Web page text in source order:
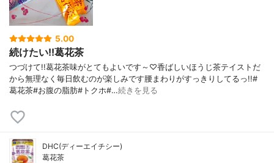
5.00
続けたい!!葛花茶
つづけて!!葛花茶味がとてもよいです～♡香ばしいほうじ茶テイストだ
から無理なく毎日飲むのが楽しみです腰まわりがすっきりしてるっ!!#
葛花茶#お腹の脂肪#トクホ#…続きを見る
DHC(ディーエイチシー)
葛花茶